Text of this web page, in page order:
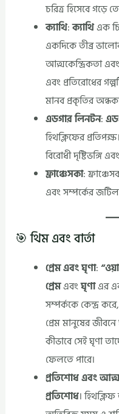
চরিত্র হিসেবে গড়ে
ক্যাথি:ক্যাথিএক
একদিকে তীব্র
আত্মকেন্দ্রিকতা
এবং প্রতিরোধের
মানব প্রকৃতির
এডগার লিনটন:
হিথক্লিফের
বিরোধী দৃষ্টিভঙ্গি
ফ্রাঞ্চেসকা:
এবং সম্পর্কের
🎯 থিম এবং বার্তা
প্রেম এবং ঘৃণা:
প্রেমএবংঘৃণাএর
সম্পর্ককে কেন্দ্র
প্রেম মানুষের
কীভাবে সেই ঘৃণা
ফেলতে পারে।
প্রতিশোধ এবং
প্রতিশোধ।